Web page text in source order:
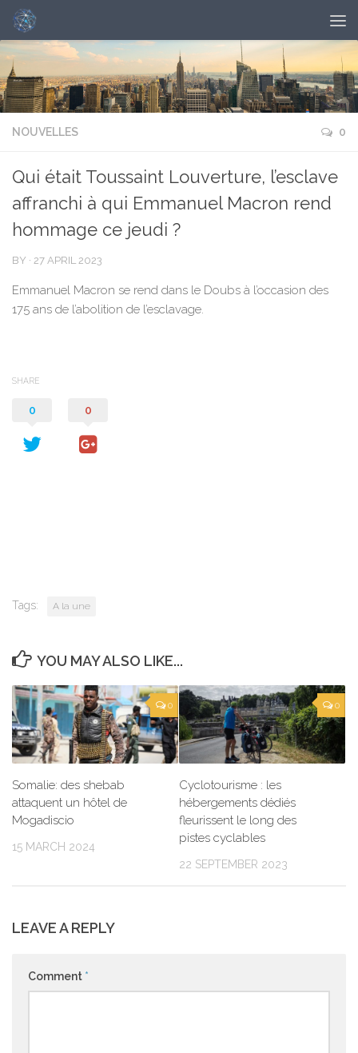
NOUVELLES 0
Qui était Toussaint Louverture, l’esclave
affranchi à qui Emmanuel Macron rend
hommage ce jeudi ?
BY · 27 APRIL 2023
Emmanuel Macron se rend dans le Doubs à l’occasion des
175 ans de l’abolition de l’esclavage.
SHARE
0 0
Tags: A la une
YOU MAY ALSO LIKE...
0
Somalie: des shebab
attaquent un hôtel de
Mogadiscio
15 MARCH 2024
0
Cyclotourisme : les
hébergements dédiés
fleurissent le long des
pistes cyclables
22 SEPTEMBER 2023
LEAVE A REPLY
Comment *